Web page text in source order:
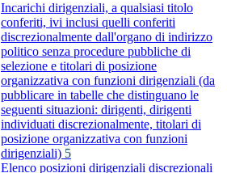
Incarichi dirigenziali, a qualsiasi titolo
conferiti, ivi inclusi quelli conferiti
discrezionalmente dall'organo di indirizzo
politico senza procedure pubbliche di
selezione e titolari di posizione
organizzativa con funzioni dirigenziali (da
pubblicare in tabelle che distinguano le
seguenti situazioni: dirigenti, dirigenti
individuati discrezionalmente, titolari di
posizione organizzativa con funzioni
dirigenziali) 5
Elenco posizioni dirigenziali discrezionali